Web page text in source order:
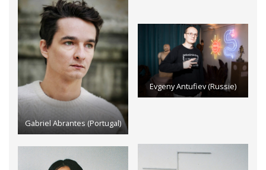
Gabriel Abrantes (Portugal)
Evgeny Antufiev (Russie)